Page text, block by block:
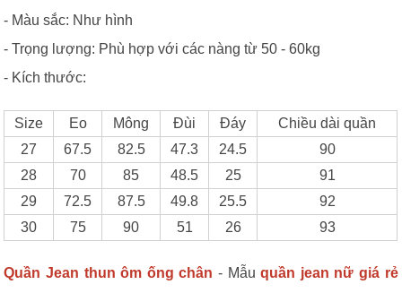
- Màu sắc: Như hình
- Trọng lượng: Phù hợp với các nàng từ 50 - 60kg
- Kích thước:
Size Eo Mông Đùi Đáy
Chiều dài quần
27
67.5 82.5 47.3 24.5
90
28
70 85 48.5 25
91
29
72.5 87.5 49.8 25.5
92
30
75 90 51 26 93
Quần Jean thun ôm ống chân - Mẫuquần jean nữ giá rẻ